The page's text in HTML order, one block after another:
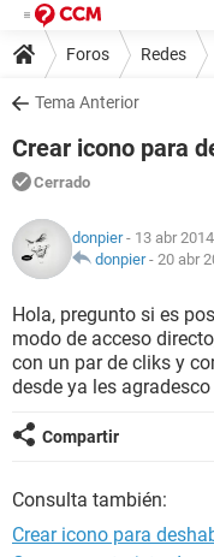
Foros Redes
Tema Anterior
Crear icono para
Cerrado
donpier- 13 abr
donpier- 20 abr
Hola, pregunto si es
modo de acceso
con un par de cliks y
desde ya les agradesco
Compartir
Consulta también:
Crear icono para